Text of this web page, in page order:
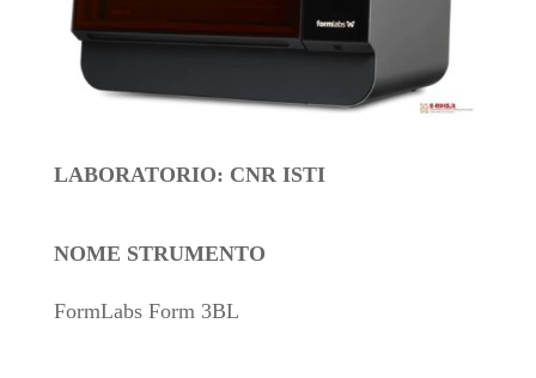
LABORATORIO: CNR ISTI
NOME STRUMENTO
FormLabs Form 3BL